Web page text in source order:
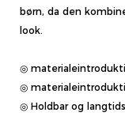
børn, da den
look.
◎
◎
◎ Holdbar og